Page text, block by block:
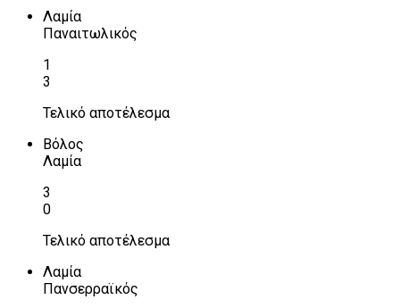
Λαμία
Παναιτωλικός
1
3
Τελικό αποτέλεσμα
Βόλος
Λαμία
3
0
Τελικό αποτέλεσμα
Λαμία
Πανσερραϊκός